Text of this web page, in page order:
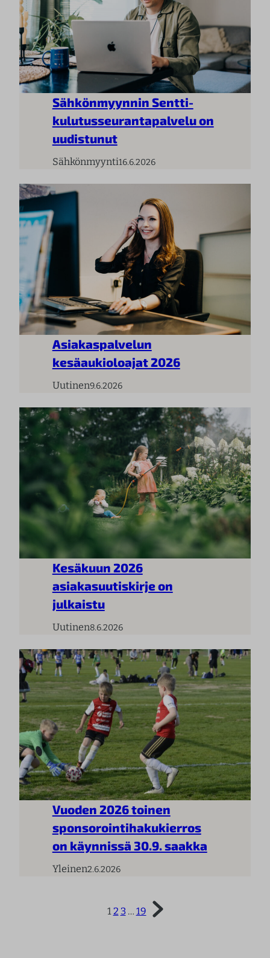
Sähkönmyynnin Sentti-
kulutusseurantapalvelu on
uudistunut
Sähkönmyynti16.6.2026
Asiakaspalvelun
kesäaukioloajat 2026
Uutinen9.6.2026
Kesäkuun 2026
asiakasuutiskirje on
julkaistu
Uutinen8.6.2026
Vuoden 2026 toinen
sponsorointihakukierros
on käynnissä 30.9. saakka
Yleinen2.6.2026
1 2 3 … 19